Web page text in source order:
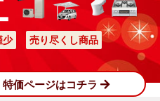
少 売り尽くし商品
特価ページはコチラ